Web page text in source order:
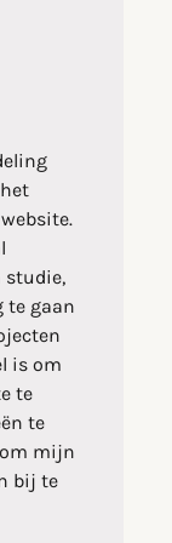
studie,
te gaan
is om
te
te
mijn
bij te